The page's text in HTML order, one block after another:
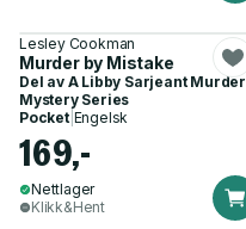
Lesley Cookman
Murder by Mistake
Del av A Libby Sarjeant Murder
Mystery Series
Pocket| Engelsk
169,-
Nettlager
Klikk&Hent